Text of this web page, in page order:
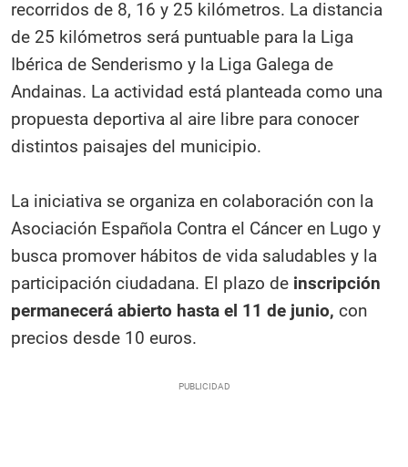
recorridos de 8, 16 y 25 kilómetros. La distancia
de 25 kilómetros será puntuable para la Liga
Ibérica de Senderismo y la Liga Galega de
Andainas. La actividad está planteada como una
propuesta deportiva al aire libre para conocer
distintos paisajes del municipio.
La iniciativa se organiza en colaboración con la
Asociación Española Contra el Cáncer en Lugo y
busca promover hábitos de vida saludables y la
participación ciudadana. El plazo de inscripción
permanecerá abierto hasta el 11 de junio, con
precios desde 10 euros.